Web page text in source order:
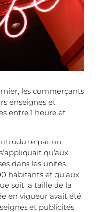
les commerçants
enseignes et
entre 1 heure et
par un
qu’aux
dans les unités
habitants et qu’aux
soit la taille de la
en vigueur avait été
et publicités